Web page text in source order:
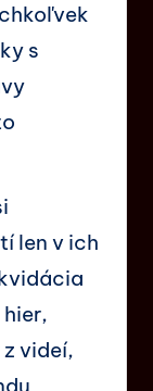
s
len v ich
videí,